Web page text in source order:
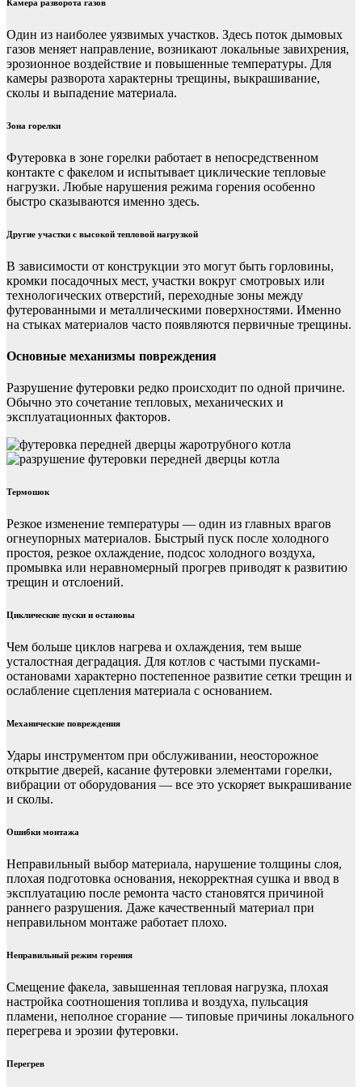
Камера разворота газов
Один из наиболее уязвимых участков. Здесь поток дымовых
газов меняет направление, возникают локальные завихрения,
эрозионное воздействие и повышенные температуры. Для
камеры разворота характерны трещины, выкрашивание,
сколы и выпадение материала.
Зона горелки
Футеровка в зоне горелки работает в непосредственном
контакте с факелом и испытывает циклические тепловые
нагрузки. Любые нарушения режима горения особенно
быстро сказываются именно здесь.
Другие участки с высокой тепловой нагрузкой
В зависимости от конструкции это могут быть горловины,
кромки посадочных мест, участки вокруг смотровых или
технологических отверстий, переходные зоны между
футерованными и металлическими поверхностями. Именно
на стыках материалов часто появляются первичные трещины.
Основные механизмы повреждения
Разрушение футеровки редко происходит по одной причине.
Обычно это сочетание тепловых, механических и
эксплуатационных факторов.
Термошок
Резкое изменение температуры — один из главных врагов
огнеупорных материалов. Быстрый пуск после холодного
простоя, резкое охлаждение, подсос холодного воздуха,
промывка или неравномерный прогрев приводят к развитию
трещин и отслоений.
Циклические пуски и остановы
Чем больше циклов нагрева и охлаждения, тем выше
усталостная деградация. Для котлов с частыми пусками-
остановами характерно постепенное развитие сетки трещин и
ослабление сцепления материала с основанием.
Механические повреждения
Удары инструментом при обслуживании, неосторожное
открытие дверей, касание футеровки элементами горелки,
вибрации от оборудования — все это ускоряет выкрашивание
и сколы.
Ошибки монтажа
Неправильный выбор материала, нарушение толщины слоя,
плохая подготовка основания, некорректная сушка и ввод в
эксплуатацию после ремонта часто становятся причиной
раннего разрушения. Даже качественный материал при
неправильном монтаже работает плохо.
Неправильный режим горения
Смещение факела, завышенная тепловая нагрузка, плохая
настройка соотношения топлива и воздуха, пульсация
пламени, неполное сгорание — типовые причины локального
перегрева и эрозии футеровки.
Перегрев